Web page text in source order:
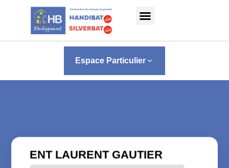
Panneau de gestion des cookies
Espace Particulier keyboard_arrow_down
ENT LAURENT GAUTIER